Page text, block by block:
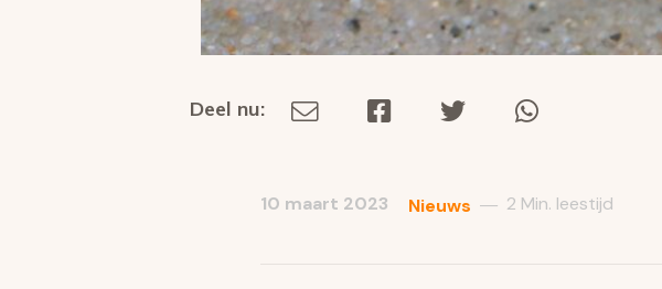
Deel
Deel nu:
mail
10 maart 2023 Nieuws — 2 Min. leestijd